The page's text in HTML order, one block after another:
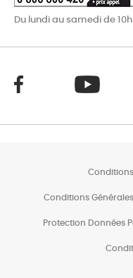
Du lundi au samedi de 10h
Conditions
Protection Données